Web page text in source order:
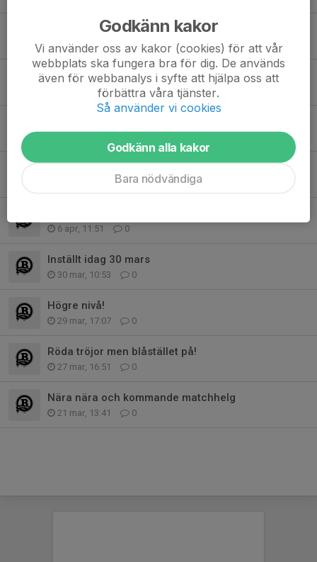
Påminnelse!
22 apr, 19:00 0
Framtiden
16 apr, 19:50 1
Senaste nytt!
0
6 apr, 11:51 0
Inställt idag 30 mars
30 mar, 10:53 0
Högre nivå!
29 mar, 17:07 0
Röda tröjor men blåstället på!
27 mar, 16:51 0
Nära nära och kommande matchhelg
21 mar, 13:41 0
Godkänn kakor
Vi använder oss av kakor (cookies) för att vår
webbplats ska fungera bra för dig. De används
även för webbanalys i syfte att hjälpa oss att
förbättra våra tjänster.
Så använder vi cookies
Godkänn alla kakor
Bara nödvändiga